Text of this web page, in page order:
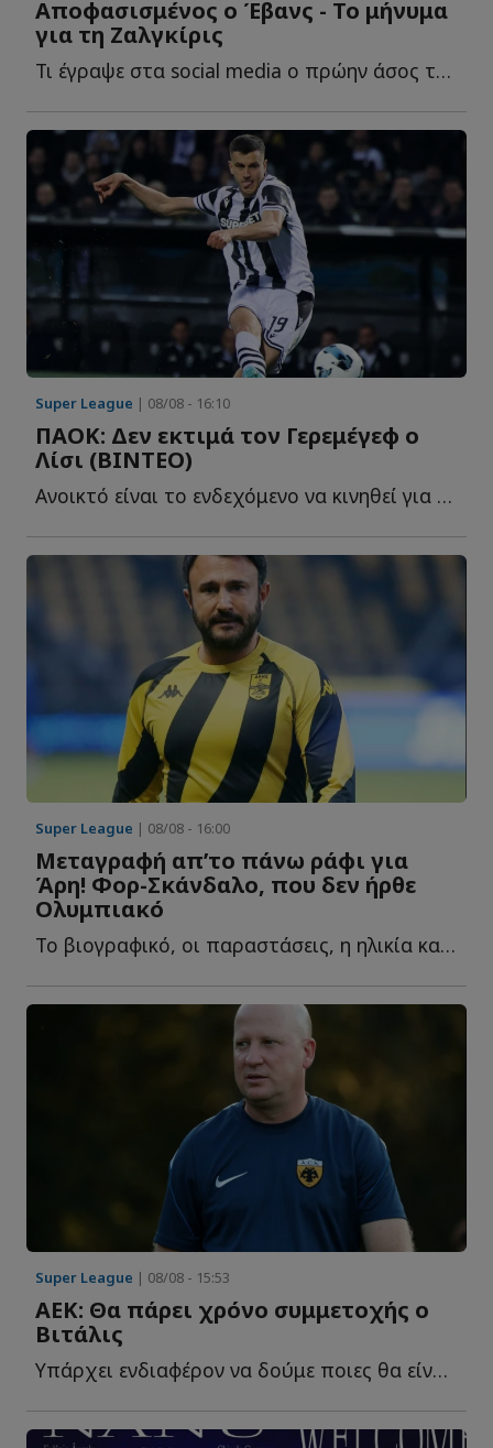
Αποφασισμένος ο Έβανς - Το μήνυμα
για τη Ζαλγκίρις
Τι έγραψε στα social media o πρώην άσος του Ο...
Super League | 08/08 - 16:10
ΠΑΟΚ: Δεν εκτιμά τον Γερεμέγεφ ο
Λίσι (ΒΙΝΤΕΟ)
Ανοικτό είναι το ενδεχόμενο να κινηθεί για δύο επιθετικούς ο...
Super League | 08/08 - 16:00
Μεταγραφή απ’το πάνω ράφι για
Άρη! Φορ-Σκάνδαλο, που δεν ήρθε
Ολυμπιακό
Το βιογραφικό, οι παραστάσεις, η ηλικία και η τελευταία σ...
Super League | 08/08 - 15:53
ΑΕΚ: Θα πάρει χρόνο συμμετοχής ο
Βιτάλις
Yπάρχει ενδιαφέρον να δούμε ποιες θα είναι οι επιλογές π...